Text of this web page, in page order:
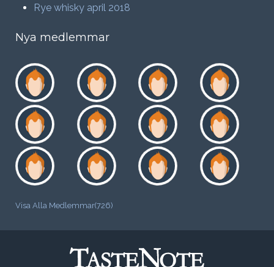
Rye whisky april 2018
Nya medlemmar
Visa Alla Medlemmar(726)